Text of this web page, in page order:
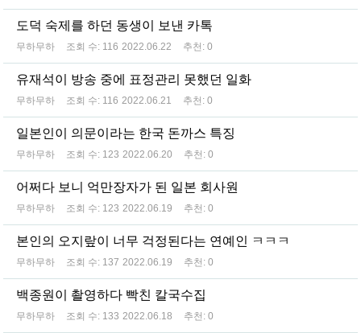
도덕 숙제를 하던 동생이 보낸 카톡
무하무하 조회 수: 116 2022.06.22 추천: 0
유재석이 방송 중에 표정관리 못했던 일화
무하무하 조회 수: 116 2022.06.21 추천: 0
일본인이 의문이라는 한국 돈까스 특징
무하무하 조회 수: 123 2022.06.20 추천: 0
어쩌다 보니 억만장자가 된 일본 회사원
무하무하 조회 수: 123 2022.06.19 추천: 0
본인의 오지랖이 너무 걱정된다는 연예인 ㅋㅋㅋ
무하무하 조회 수: 137 2022.06.19 추천: 0
백종원이 촬영하다 빡친 칼국수집
무하무하 조회 수: 133 2022.06.18 추천: 0